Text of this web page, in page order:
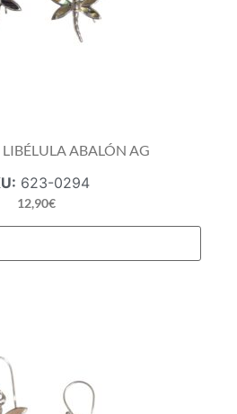
ABALÓN AG
623-0294
12,90€